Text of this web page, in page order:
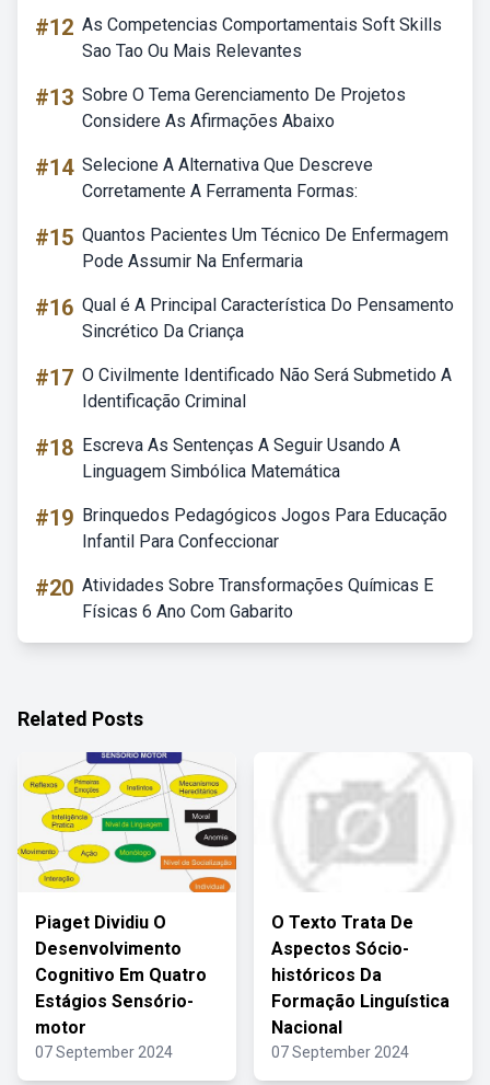
#12 As Competencias Comportamentais Soft Skills
Sao Tao Ou Mais Relevantes
#13 Sobre O Tema Gerenciamento De Projetos
Considere As Afirmações Abaixo
#14 Selecione A Alternativa Que Descreve
Corretamente A Ferramenta Formas:
#15 Quantos Pacientes Um Técnico De Enfermagem
Pode Assumir Na Enfermaria
#16 Qual é A Principal Característica Do Pensamento
Sincrético Da Criança
#17 O Civilmente Identificado Não Será Submetido A
Identificação Criminal
#18 Escreva As Sentenças A Seguir Usando A
Linguagem Simbólica Matemática
#19 Brinquedos Pedagógicos Jogos Para Educação
Infantil Para Confeccionar
#20 Atividades Sobre Transformações Químicas E
Físicas 6 Ano Com Gabarito
Related Posts
Piaget Dividiu O
Desenvolvimento
Cognitivo Em Quatro
Estágios Sensório-
motor
07 September 2024
O Texto Trata De
Aspectos Sócio-
históricos Da
Formação Linguística
Nacional
07 September 2024